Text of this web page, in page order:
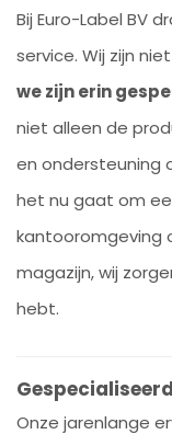
Bij Euro-Label BV
service. Wij zijn
we zijn erin
niet alleen de
en ondersteuning
het nu gaat om
kantooromgeving
magazijn, wij
hebt.
Onze jarenlange